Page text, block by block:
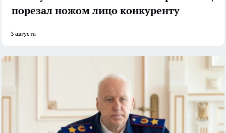
порезал ножом лицо конкуренту
3 августа